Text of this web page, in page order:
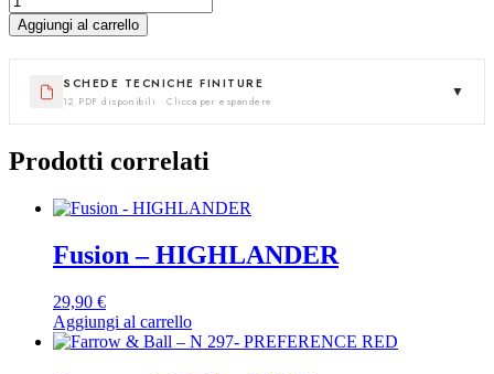
Aggiungi al carrello
SCHEDE TECNICHE FINITURE
12 PDF disponibili · Clicca per espandere ▼
Prodotti correlati
Fusion – HIGHLANDER
29,90 €
Aggiungi al carrello